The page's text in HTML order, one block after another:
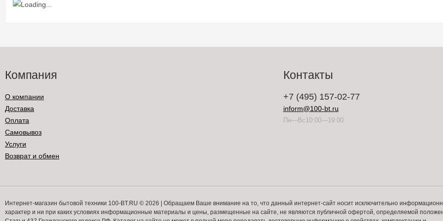
Компания
О компании
Доставка
Оплата
Самовывоз
Услуги
Возврат и обмен
Контакты
+7 (495) 157-02-77
inform@100-bt.ru
Пн—Вс10:00—19:00
Интернет-магазин бытовой техники 100-BT.RU © 2026 | Обращаем Ваше внимание на то, что данный интернет-сайт носит исключительно
характер и ни при каких условиях информационные материалы и цены, размещенные на сайте, не являются публичной офертой, определяемой